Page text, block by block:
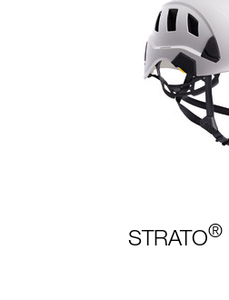
STRATO®